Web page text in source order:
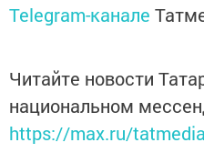
Telegram-канале
Читайте новости
национальном
https://max.ru/tatmedia